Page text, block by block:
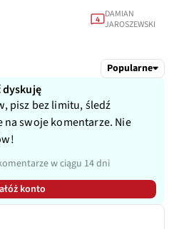
4 DAMIAN
JAROSZEWSKI
Popularne
dyskuję
pisz bez limitu, śledź
swoje komentarze. Nie
w ciągu 14 dni
konto